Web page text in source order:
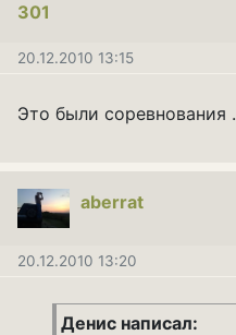
301
20.12.2010 13:15
Это были соревнования .
aberrat
20.12.2010 13:20
Денис написал: